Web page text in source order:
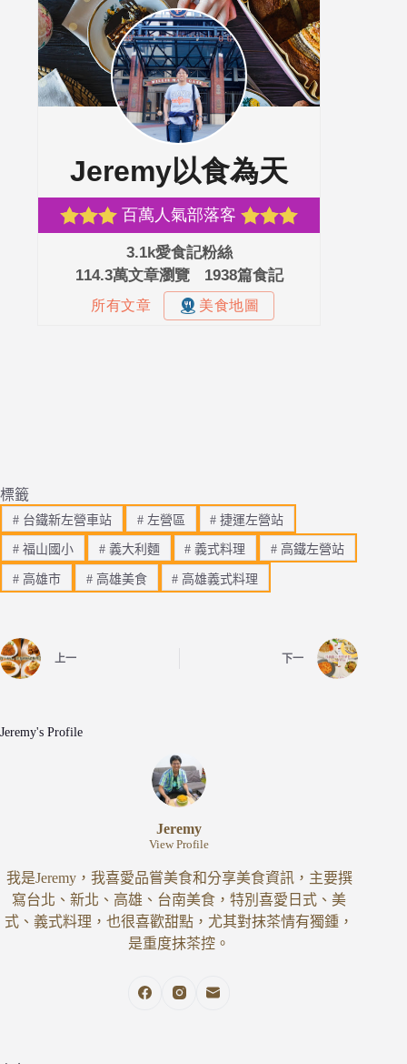
標籤
#台鐵新左營車站 #左營區 # 捷運左營站
#福山國小 #義大利麵 # 義式料理 # 高鐵左營站
#高雄市 #高雄美食 # 高雄義式料理
上一 下一
Jeremy's Profile
Jeremy
View Profile
我是Jeremy，我喜愛品嘗美食和分享美食資訊，主要撰
寫台北、新北、高雄、台南美食，特別喜愛日式、美
式、義式料理，也很喜歡甜點，尤其對抹茶情有獨鍾，
是重度抹茶控。